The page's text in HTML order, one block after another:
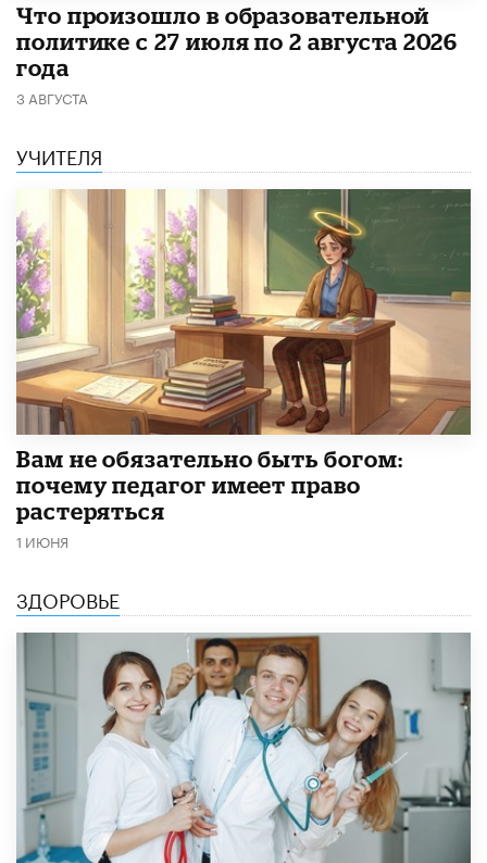
​Что произошло в образовательной
политике с 27 июля по 2 августа 2026
года
3 АВГУСТА
УЧИТЕЛЯ
​Вам не обязательно быть богом:
почему педагог имеет право
растеряться
1 ИЮНЯ
ЗДОРОВЬЕ